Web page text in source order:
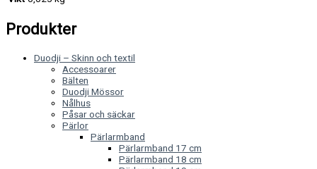
Produkter
Duodji – Skinn och textil
Accessoarer
Bälten
Duodji Mössor
Nålhus
Påsar och säckar
Pärlor
Pärlarmband
Pärlarmband 17 cm
Pärlarmband 18 cm